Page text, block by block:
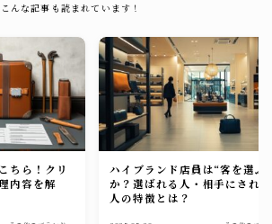
こんな記事も読まれています！
ちら！クリ
内容を解
ハイブランド店員は“客を選ぶ
か？選ばれる人・相手にされ
人の特徴とは？